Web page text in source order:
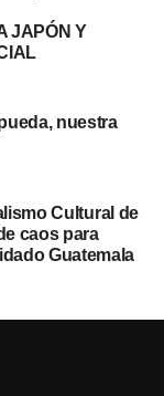
JAPÓN Y
nuestra
Cultural de
caos para
Guatemala